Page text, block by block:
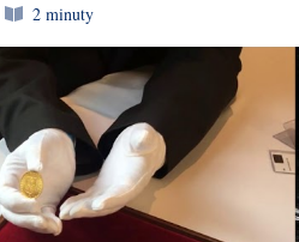
2 minuty